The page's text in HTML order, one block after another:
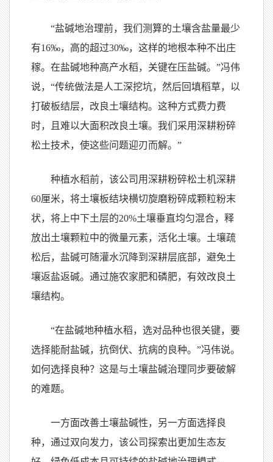
“盐碱地治理前，我们测算的土壤含盐量最少
有16‰，高的超过30‰，这样的地根本种不出庄
稼。在盐碱地种高产水稻，关键在压盐碱。”冯伟
说，“传统做法是人工深挖坑，然后回填稻草，以
打破板结层，改良土壤结构。这种方式费力费
时，且难以大面积改良土壤。我们采用深耕粉碎
松土技术，使这些问题迎刃而解。”
种植水稻前，该公司用深耕粉碎松土机深耕
60厘米，将土壤板结块横切旋磨粉碎成颗粒粉末
状，将上中下土层的20%土壤垂直均匀混合，释
放出土壤颗粒中的微量元素，活化土壤。土壤疏
松后，盐碱可随灌水沉降到深耕层底部，避免土
壤返盐返碱。通过施农家肥和磷肥，有效改良土
壤结构。
“在盐碱地种植水稻，选对品种也很关键，要
选择能耐盐碱，抗倒伏、抗病的良种。”冯伟说。
如何选择良种？这是与土壤盐碱治理同步要破解
的难题。
一方面改善土壤盐碱性，另一方面选择良
种，通过双向发力，该公司探索出更加生态友